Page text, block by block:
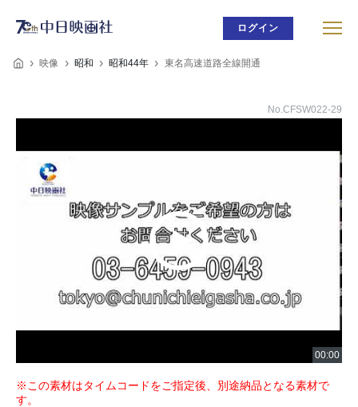
ログイン
映像 昭和 昭和44年 東名高速道路全線開通
No.CFSW022-29
※この素材はタイムコードをご指定後、別途納品となる素材で
す。